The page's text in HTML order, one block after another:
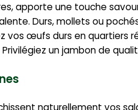
apporte une touche
Durs, mollets ou
vos œufs durs en quartiers
un jambon de
naturellement vos